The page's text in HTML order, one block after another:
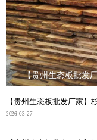
【贵州生态板批发
【贵州生态板批发厂家】
2026-03-27